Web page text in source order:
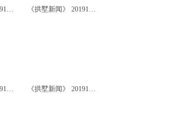
《拱墅新闻》 20191126 《拱墅新闻》 20191122
《拱墅新闻》 20191119 《拱墅新闻》 20191115